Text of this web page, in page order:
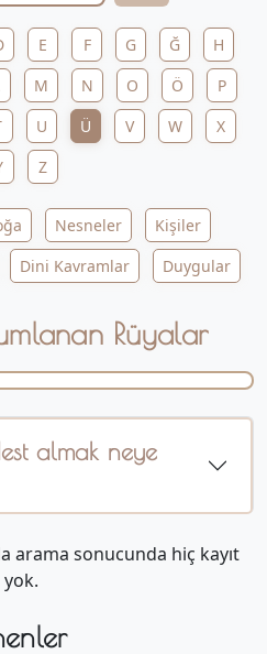
E F G Ğ
H
M N O Ö
P
U Ü V W
X
Z
Nesneler
Kişiler
Dini Kavramlar Duygular
Rüyalar
almak neye
arama sonucunda hiç kayıt
yok.